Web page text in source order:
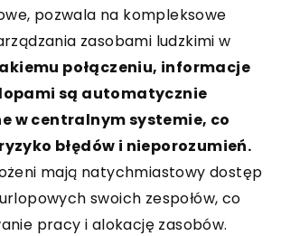
pozwala na kompleksowe
zasobami ludzkimi w
połączeniu, informacje
są automatycznie
w centralnym systemie, co
błędów i nieporozumień.
mają natychmiastowy dostęp
swoich zespołów, co
pracy i alokację zasobów.